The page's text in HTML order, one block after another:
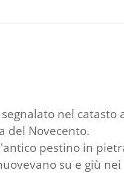
nel
del Novecento.
pestino in
su e giù